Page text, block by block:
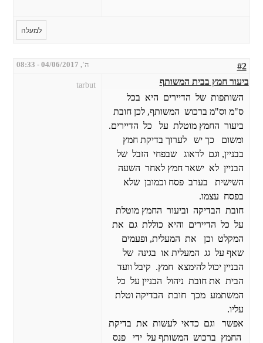
למעלה
ה', 04/06/2017 - 08:33 #2
tarbut
ביעור חמץ בבית המשותף
השותפות של הדיירים היא בכל
ס"מ וס"מ ברכוש המשותף, לכן חובת
ביעור החמץ מוטלת על כל הדיירים.
ומשום כך יש לערוך בדיקת חמץ
בבניין, וגם לדאוג שבפחי הזבל של
הבניין לא ישאר חמץ לאחר השעה
השישית בערב פסח וכמובן שלא
בפסח עצמו.
חובת הבדיקה וביעור החמץ מוטלת
על כל הדיירים והיא כוללת גם את
המקלט וכן את המעלית, ופעמים
שאף על גג המעלית או בגינה של
הבניין יכול להימצא חמץ. קיבל וועד
הבית את חובת ניהול הבניין על כל
המשתמע מכך חובת הבדיקה וטלת
עליו.
אפשר וגם כדאי לעשות את בדיקת
החמץ ברכוש המשותף על ידי פנס